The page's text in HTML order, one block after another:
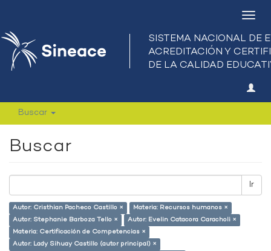
Buscar
Buscar
Ir
Autor: Cristhian Pacheco Castillo ×
Materia: Recursos humanos ×
Autor: Stephanie Barboza Tello ×
Autor: Evelin Catacora Caracholi ×
Materia: Certificación de Competencias ×
Autor: Lady Sihuay Castillo (autor principal) ×